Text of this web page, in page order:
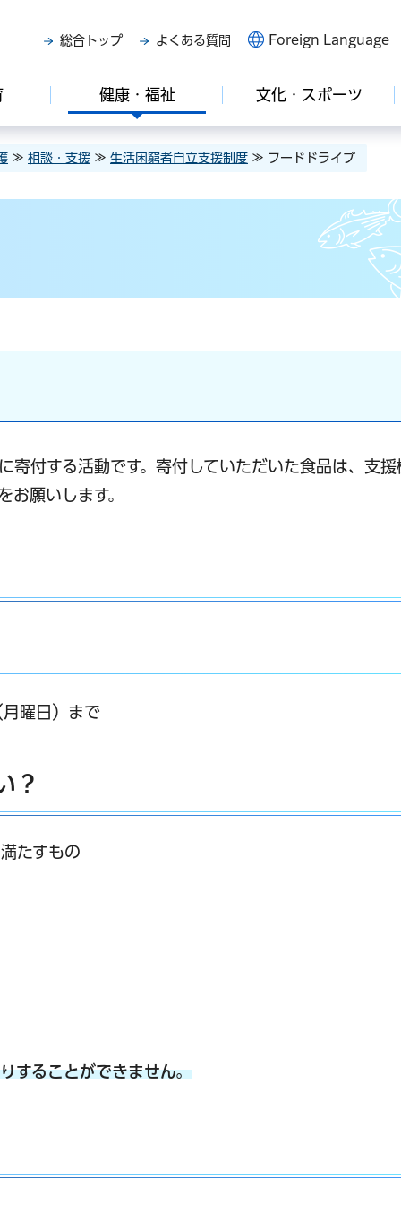
総合トップ よくある質問 Foreign Language
健康・福祉 文化・スポーツ
≫ 相談・支援 ≫ 生活困窮者自立支援制度 ≫ フードドライブ
寄付する活動です。寄付していただいた食品は、支
お願いします。
曜日）まで
？
たすもの
することができません。